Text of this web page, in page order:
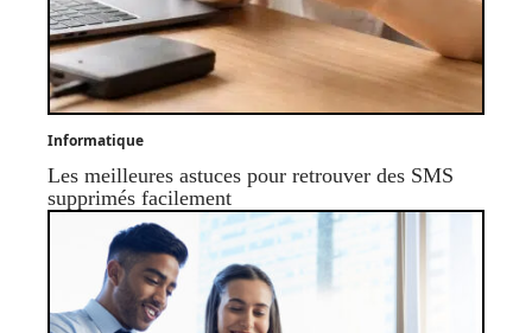
Informatique
Les meilleures astuces pour retrouver des SMS
supprimés facilement